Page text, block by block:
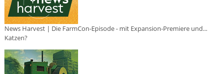
News Harvest | Die FarmCon-Episode - mit Expansion-Premiere und...
Katzen?